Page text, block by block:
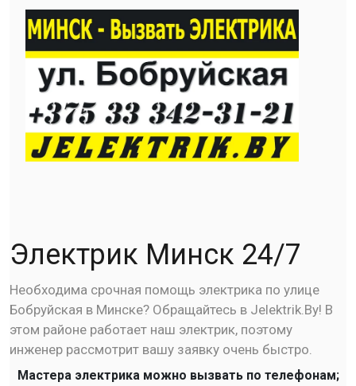
Электрик Минск 24/7
Необходима срочная помощь электрика по улице
Бобруйская в Минске? Обращайтесь в Jelektrik.By! В
этом районе работает наш электрик, поэтому
инженер рассмотрит вашу заявку очень быстро.
Мастера электрика можно вызвать по телефонам;